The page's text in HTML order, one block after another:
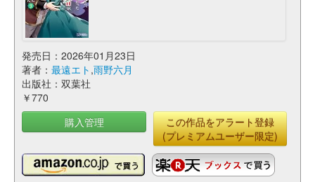
発売日：2026年01月23日
著者： 最遠エト ,雨野六月
出版社：双葉社
￥770
購入管理
この作品をアラート登録
(プレミアムユーザー限定)